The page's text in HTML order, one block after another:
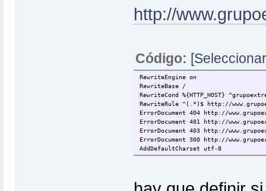
http://
Código:
RewriteEngine on
RewriteBase /
RewriteCond %{HTTP_HOST}
RewriteRule ^(.*)$ http://
ErrorDocument 404 http://
ErrorDocument 401 http://
ErrorDocument 403 http://
ErrorDocument 300 http://
AddDefaultCharset utf-8